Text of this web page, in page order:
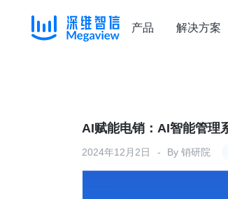
产品 解决方案
AI赋能电销：AI智能管理
2024年12月2日 By 销研院